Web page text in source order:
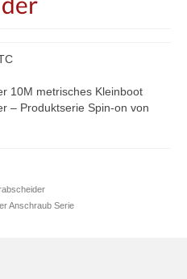
10M metrisches Kleinboot
– Produktserie Spin-on von
Anschraub Serie